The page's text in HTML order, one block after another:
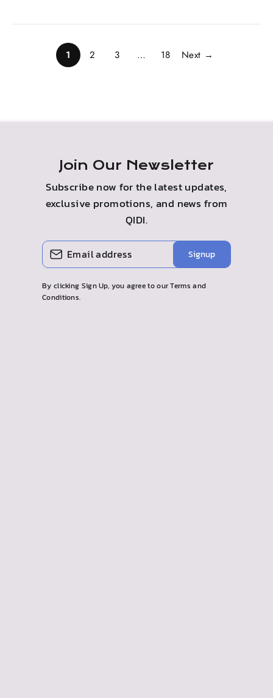
1 2 3 … 18 Next →
Join Our Newsletter
Subscribe now for the latest updates,
exclusive promotions, and news from
QIDI.
DIGITE
SEU
E-
INSCREVER-
SE
Signup
By clicking Sign Up, you agree to our Terms and
Conditions.